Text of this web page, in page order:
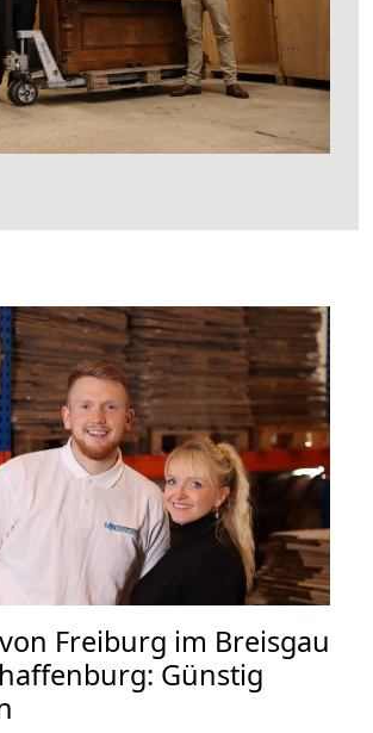
Freiburg im Breisgau
Günstig